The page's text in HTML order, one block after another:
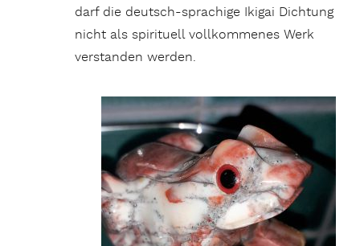
darf die deutsch-sprachige Ikigai Dichtung
nicht als spirituell vollkommenes Werk
verstanden werden.